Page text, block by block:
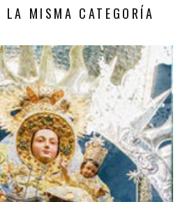
LA MISMA CATEGORÍA